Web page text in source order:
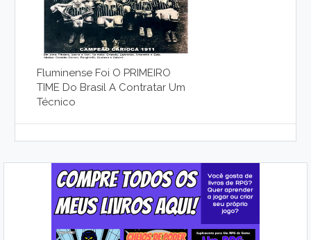
Fluminense Foi O PRIMEIRO
TIME Do Brasil A Contratar Um
Técnico